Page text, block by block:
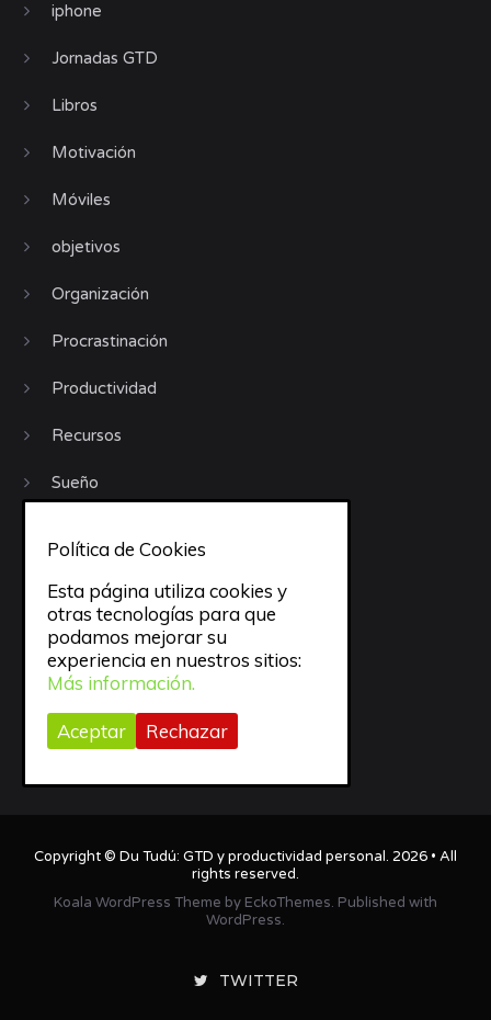
iphone
Jornadas GTD
Libros
Motivación
Móviles
objetivos
Organización
Procrastinación
Productividad
Recursos
Sueño
Trucos
Uncategorized
Video
Copyright © Du Tudú: GTD y productividad personal. 2026 • All
rights reserved.
Koala WordPress Theme by EckoThemes. Published with
WordPress.
TWITTER
Política de Cookies
Esta página utiliza cookies y
otras tecnologías para que
podamos mejorar su
experiencia en nuestros sitios:
Más información.
Aceptar Rechazar